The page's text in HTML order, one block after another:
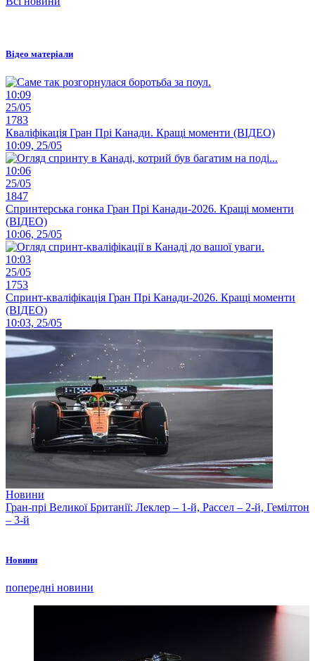
Відео матеріали
10:09
25/05
1783
Кваліфікація Гран Прі Канади. Кращі моменти (ВІДЕО)
10:09, 25/05
10:06
25/05
1847
Спринтерська гонка Гран Прі Канади-2026. Кращі моменти
(ВІДЕО)
10:06, 25/05
10:03
25/05
1753
Спринт-кваліфікація Гран Прі Канади-2026. Кращі моменти
(ВІДЕО)
10:03, 25/05
Новини
Гран-прі Великої Британії: Леклер – 1-й, Рассел – 2-й, Гемілтон
– 3-й
Новини
попередні новини